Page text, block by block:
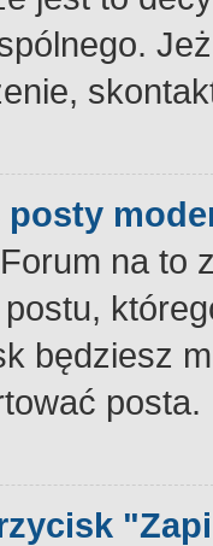
posty
na to
będziesz
posta.